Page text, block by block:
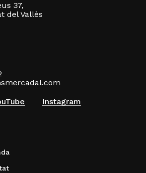
37,
del Vallès
Instagram